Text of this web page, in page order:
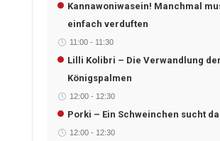
Kannawoniwasein! Manchmal
einfach verduften
11:00- 11:30
Lilli Kolibri – Die Verwandlung der
Königspalmen
12:00- 12:30
Porki – Ein Schweinchen sucht
12:00- 12:30